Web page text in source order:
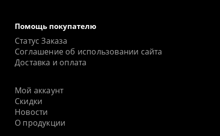
Помощь покупателю
Статус Заказа
Соглашение об использовании сайта
Доставка и оплата
Мой аккаунт
Скидки
Новости
О продукции